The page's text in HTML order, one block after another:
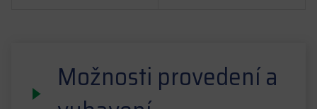
Možnosti provedení a